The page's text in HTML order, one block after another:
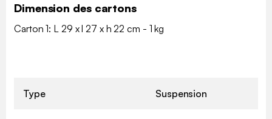
Dimension des cartons
Carton 1: L 29 x l 27 x h 22 cm - 1 kg
Type Suspension